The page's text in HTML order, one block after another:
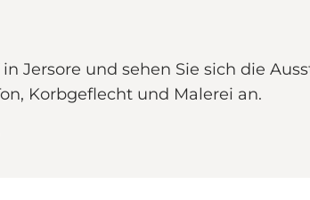
Jersore und sehen Sie sich die
Korbgeflecht und Malerei an.